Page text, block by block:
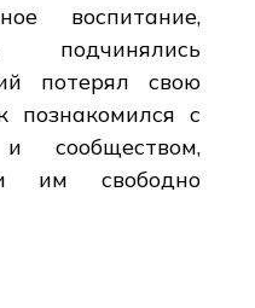
воспитание,
потерял свою
познакомился с
сообществом,
им свободно